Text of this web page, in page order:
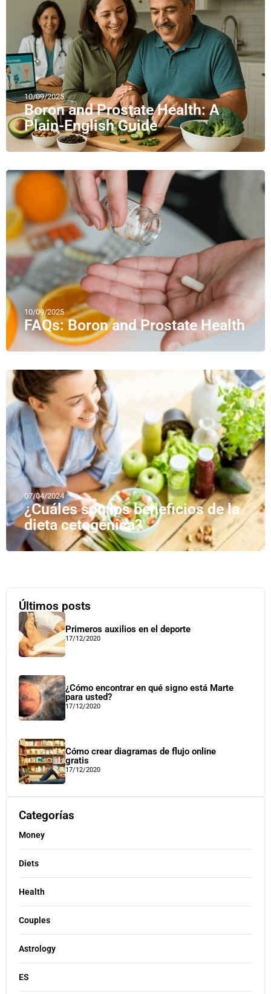
10/09/2025
Boron and Prostate Health: A
Plain-English Guide
10/09/2025
FAQs: Boron and Prostate Health
07/04/2024
¿Cuáles son los beneficios de la
dieta cetogénica?
Últimos posts
Primeros auxilios en el deporte
17/12/2020
¿Cómo encontrar en qué signo está Marte
para usted?
17/12/2020
Cómo crear diagramas de flujo online
gratis
17/12/2020
Categorías
Money
Diets
Health
Couples
Astrology
ES